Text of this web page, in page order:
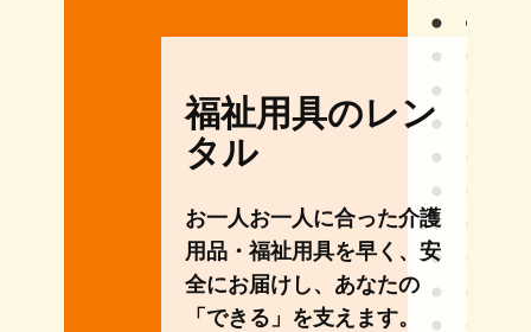
福祉用具のレン
タル
お一人お一人に合った介護
用品・福祉用具を早く、安
全にお届けし、あなたの
「できる」を支えます。